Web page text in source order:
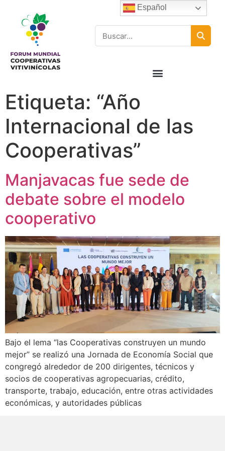
Etiqueta: “Año
Internacional de las
Cooperativas”
Manjavacas fue sede de
debate sobre el modelo
cooperativo
Bajo el lema “las Cooperativas construyen un mundo
mejor” se realizó una Jornada de Economía Social que
congregó alrededor de 200 dirigentes, técnicos y
socios de cooperativas agropecuarias, crédito,
transporte, trabajo, educación, entre otras actividades
económicas, y autoridades públicas
Español